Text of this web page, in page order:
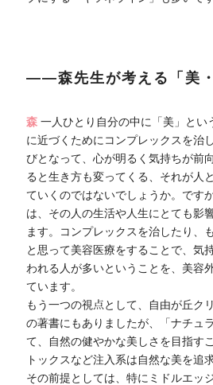
――森先生が考える「美
森一人ひとり自分の中に「美」とい
に近づくためにコンプレックスを治
びとなって、心が明るく気持ちが前
ると生き方も変ってくる、それが人
ていくのではないでしょうか。です
は、その人の生活や人生にとても影
ます。コンプレックスを治したり、
と思って美容医療をすることで、気
われる人が多いということを、美容
ています。
もう一つの視点として、自由が丘ク
の著書にもありましたが、「ナチュ
て、自然の健やかな美しさを目指す
トックスなど注入系は自然な美を追
その前提としては、特にミドルエッ